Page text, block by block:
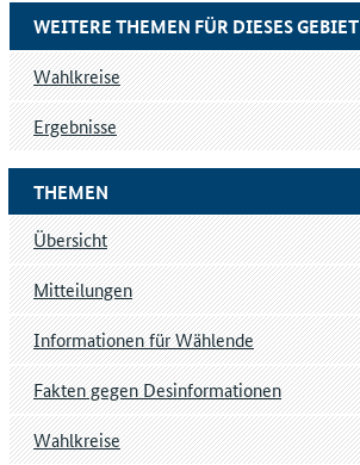
THEMEN
Übersicht
Mitteilungen
Informationen für Wählende
Fakten gegen Desinformationen
Wahlkreise
WEITERE THEMEN FÜR DIESES GEBIET
Wahlkreise
Ergebnisse